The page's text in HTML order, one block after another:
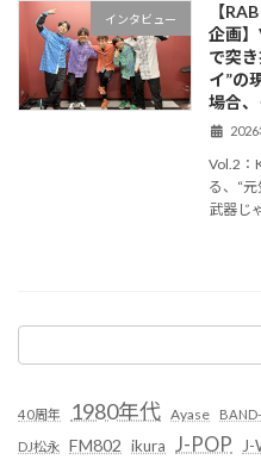
インタビュー
【
企画
で突
イ”の
場合
Vol.2：
る、“
武器じ
40周年 1980年代 Ayase
DJ松永 FM802 ikura J-POP J-